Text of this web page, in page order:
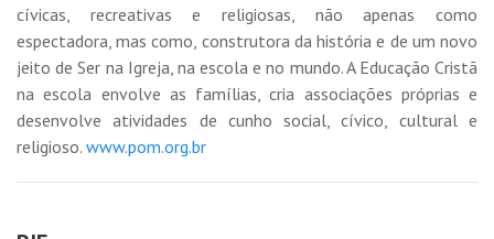
cívicas, recreativas e religiosas, não apenas como
espectadora, mas como, construtora da história e de um novo
jeito de Ser na Igreja, na escola e no mundo. A Educação Cristã
na escola envolve as famílias, cria associações próprias e
desenvolve atividades de cunho social, cívico, cultural e
religioso. www.pom.org.br